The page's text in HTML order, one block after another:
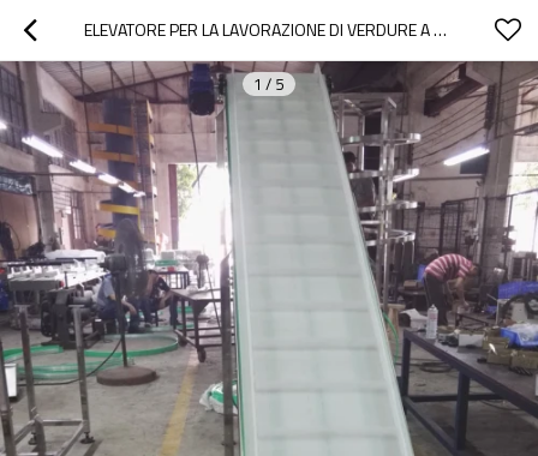
ELEVATORE PER LA LAVORAZIONE DI VERDURE A NASTRO MODULARE H1300
1 / 5